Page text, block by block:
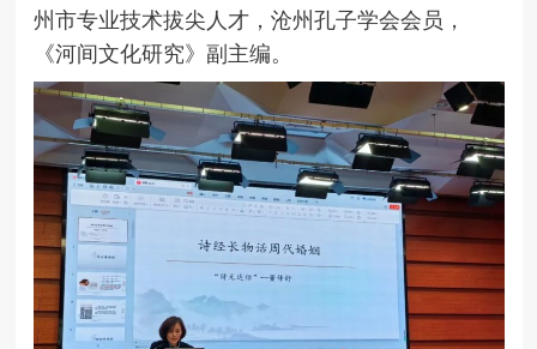
州市专业技术拔尖人才，沧州孔子学会会员，
《河间文化研究》副主编。